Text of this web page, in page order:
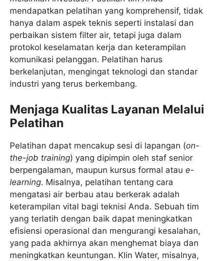
mendapatkan pelatihan yang komprehensif, tidak
hanya dalam aspek teknis seperti instalasi dan
perbaikan sistem filter air, tetapi juga dalam
protokol keselamatan kerja dan keterampilan
komunikasi pelanggan. Pelatihan harus
berkelanjutan, mengingat teknologi dan standar
industri yang terus berkembang.
Menjaga Kualitas Layanan Melalui
Pelatihan
Pelatihan dapat mencakup sesi di lapangan (on-
the-job training) yang dipimpin oleh staf senior
berpengalaman, maupun kursus formal atau e-
learning. Misalnya, pelatihan tentang cara
mengatasi air berbau atau berkerak adalah
keterampilan vital bagi teknisi Anda. Sebuah tim
yang terlatih dengan baik dapat meningkatkan
efisiensi operasional dan mengurangi kesalahan,
yang pada akhirnya akan menghemat biaya dan
meningkatkan keuntungan. Klin Water, misalnya,